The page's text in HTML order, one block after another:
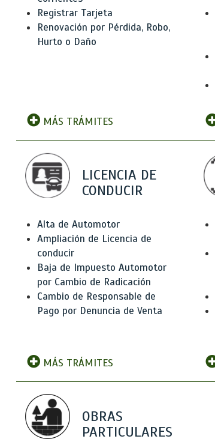
Registrar Tarjeta
Renovación por Pérdida, Robo,
Hurto o Daño
MÁS TRÁMITES
LICENCIA DE
CONDUCIR
Alta de Automotor
Ampliación de Licencia de
conducir
Baja de Impuesto Automotor
por Cambio de Radicación
Cambio de Responsable de
Pago por Denuncia de Venta
MÁS TRÁMITES
OBRAS
PARTICULARES